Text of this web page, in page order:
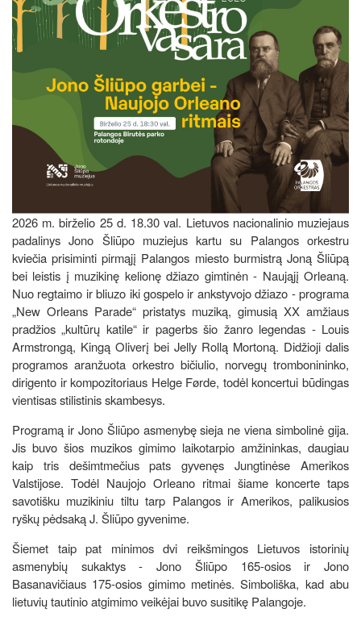
2026 m. birželio 25 d. 18.30 val. Lietuvos nacionalinio muziejaus
padalinys Jono Šliūpo muziejus kartu su Palangos orkestru
kviečia prisiminti pirmąjį Palangos miesto burmistrą Joną Šliūpą
bei leistis į muzikinę kelionę džiazo gimtinėn - Naująjį Orleaną.
Nuo regtaimo ir bliuzo iki gospelo ir ankstyvojo džiazo - programa
„New Orleans Parade“ pristatys muziką, gimusią XX amžiaus
pradžios „kultūrų katile“ ir pagerbs šio žanro legendas - Louis
Armstrongą, Kingą Oliverį bei Jelly Rollą Mortoną. Didžioji dalis
programos aranžuota orkestro bičiulio, norvegų trombonininko,
dirigento ir kompozitoriaus Helge Førde, todėl koncertui būdingas
vientisas stilistinis skambesys.
Programą ir Jono Šliūpo asmenybę sieja ne viena simbolinė gija.
Jis buvo šios muzikos gimimo laikotarpio amžininkas, daugiau
kaip tris dešimtmečius pats gyvenęs Jungtinėse Amerikos
Valstijose. Todėl Naujojo Orleano ritmai šiame koncerte taps
savotišku muzikiniu tiltu tarp Palangos ir Amerikos, palikusios
ryškų pėdsaką J. Šliūpo gyvenime.
Šiemet taip pat minimos dvi reikšmingos Lietuvos istorinių
asmenybių sukaktys - Jono Šliūpo 165-osios ir Jono
Basanavičiaus 175-osios gimimo metinės. Simboliška, kad abu
lietuvių tautinio atgimimo veikėjai buvo susitikę Palangoje.